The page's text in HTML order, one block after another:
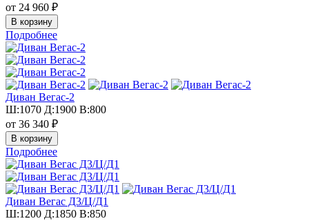
от 24 960 ₽
Подробнее
Диван Вегас-2
Ш:1070 Д:1900 В:800
от 36 340 ₽
Подробнее
Диван Вегас Д3/Ц/Д1
Ш:1200 Д:1850 В:850